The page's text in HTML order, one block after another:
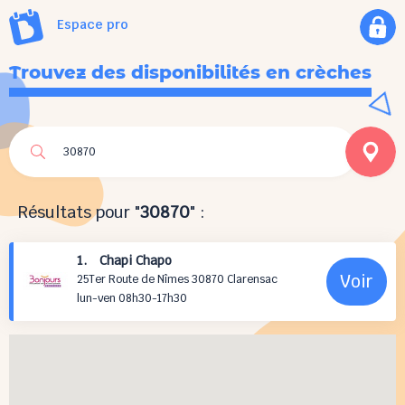
Espace pro
Trouvez des disponibilités en crèches
Résultats pour "30870" :
1. Chapi Chapo
25Ter Route de Nîmes 30870 Clarensac
lun-ven 08h30-17h30
Voir